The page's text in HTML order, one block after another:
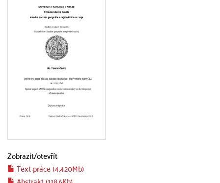
Zobrazit/otevřít
Text práce (4.420Mb)